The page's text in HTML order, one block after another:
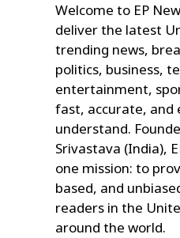
Welcome to EP
deliver the latest
trending news,
politics, business,
entertainment,
fast, accurate, and
understand.
Srivastava (India),
one mission: to
based, and
readers in the
around the world.